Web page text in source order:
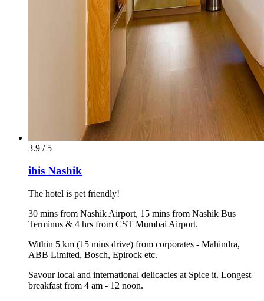
3.9 / 5
ibis Nashik
The hotel is pet friendly!
30 mins from Nashik Airport, 15 mins from Nashik Bus
Terminus & 4 hrs from CST Mumbai Airport.
Within 5 km (15 mins drive) from corporates - Mahindra,
ABB Limited, Bosch, Epirock etc.
Savour local and international delicacies at Spice it. Longest
breakfast from 4 am - 12 noon.